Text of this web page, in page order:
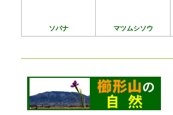
ソバナ マツムシソウ